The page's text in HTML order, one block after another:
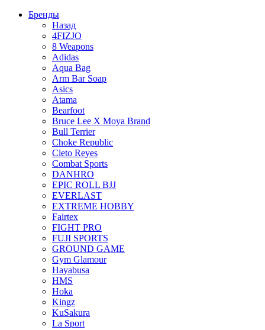
Бренды
Назад
4FIZJO
8 Weapons
Adidas
Aqua Bag
Arm Bar Soap
Asics
Atama
Bearfoot
Bruce Lee X Moya Brand
Bull Terrier
Choke Republic
Cleto Reyes
Combat Sports
DANHRO
EPIC ROLL BJJ
EVERLAST
EXTREME HOBBY
Fairtex
FIGHT PRO
FUJI SPORTS
GROUND GAME
Gym Glamour
Hayabusa
HMS
Hoka
Kingz
KuSakura
La Sport